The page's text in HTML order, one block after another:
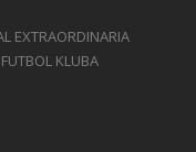
EXTRAORDINARIA
KLUBA